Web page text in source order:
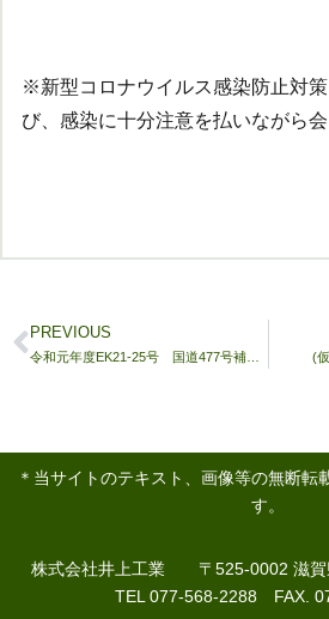
※新型コロナウイルス感染防止対
び、感染に十分注意を払いなが
PREVIOUS
(
＊当サイトのテキスト、画像等の無断転
す。
株式会社井上工業 〒525-0002 滋賀
TEL 077-568-2288 FAX.